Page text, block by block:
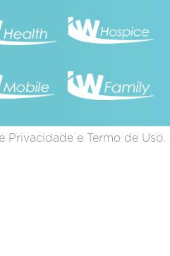
Privacidade e Termo de Uso.